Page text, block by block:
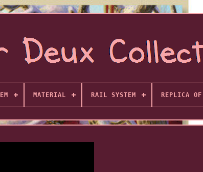
MATERIAL RAIL SYSTEM REPLICA OF